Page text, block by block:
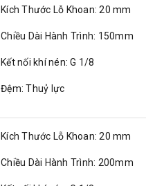
Kích Thước Lỗ Khoan: 20 mm
Chiều Dài Hành Trình: 150mm
Kết nối khí nén: G 1/8
Đệm: Thuỷ lực
Kích Thước Lỗ Khoan: 20 mm
Chiều Dài Hành Trình: 200mm